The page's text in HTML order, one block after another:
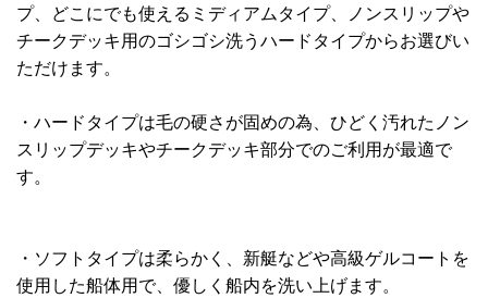
プ、どこにでも使えるミディアムタイプ、ノンスリップや
チークデッキ用のゴシゴシ洗うハードタイプからお選びい
ただけます。
・ハードタイプは毛の硬さが固めの為、ひどく汚れたノン
スリップデッキやチークデッキ部分でのご利用が最適で
す。
・ソフトタイプは柔らかく、新艇などや高級ゲルコートを
使用した船体用で、優しく船内を洗い上げます。